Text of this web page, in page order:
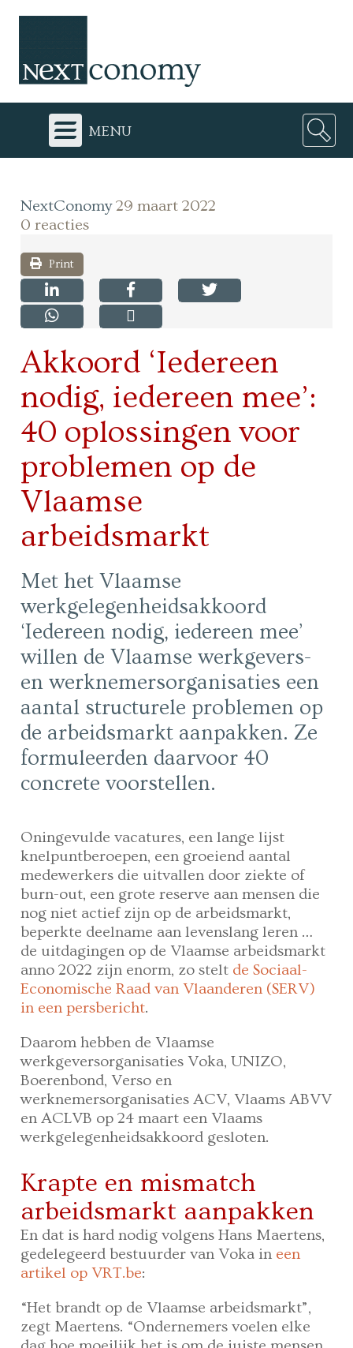
menu
NextConomy 29 maart 2022
0 reacties
Print
Akkoord ‘Iedereen
nodig, iedereen mee’:
40 oplossingen voor
problemen op de
Vlaamse
arbeidsmarkt
Met het Vlaamse
werkgelegenheidsakkoord
‘Iedereen nodig, iedereen mee’
willen de Vlaamse werkgevers-
en werknemersorganisaties een
aantal structurele problemen op
de arbeidsmarkt aanpakken. Ze
formuleerden daarvoor 40
concrete voorstellen.
Oningevulde vacatures, een lange lijst
knelpuntberoepen, een groeiend aantal
medewerkers die uitvallen door ziekte of
burn-out, een grote reserve aan mensen die
nog niet actief zijn op de arbeidsmarkt,
beperkte deelname aan levenslang leren …
de uitdagingen op de Vlaamse arbeidsmarkt
anno 2022 zijn enorm, zo stelt de Sociaal-
Economische Raad van Vlaanderen (SERV)
in een persbericht.
Daarom hebben de Vlaamse
werkgeversorganisaties Voka, UNIZO,
Boerenbond, Verso en
werknemersorganisaties ACV, Vlaams ABVV
en ACLVB op 24 maart een Vlaams
werkgelegenheidsakkoord gesloten.
Krapte en mismatch
arbeidsmarkt aanpakken
En dat is hard nodig volgens Hans Maertens,
gedelegeerd bestuurder van Voka in een
artikel op VRT.be:
“Het brandt op de Vlaamse arbeidsmarkt”,
zegt Maertens. “Ondernemers voelen elke